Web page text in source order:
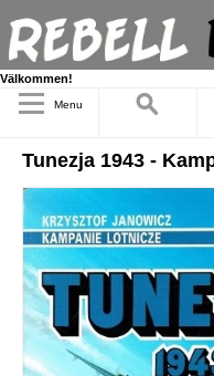
Välkommen!
Menu
Tunezja 1943 -